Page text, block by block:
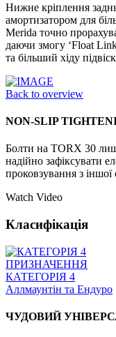
Нижне кріплення
амортизатором для
Merida точно
даючи змогу ‘Float
та більший хіду
Back to overview
NON-SLIP
Болти на TORX 30
надійно зафіксувати
проковзування з іншої
Watch Video
Класифікація
ПРИЗНАЧЕННЯ
КАТЕГОРІЯ 4
Аллмаунтін та Ендуро
ЧУДОВИЙ